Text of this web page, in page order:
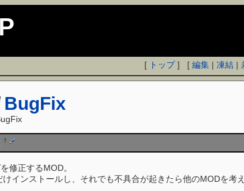
[ トップ] [編集 |凍結 |
BugFix
†
修正するMOD。
けインストールし、それでも不具合が起きたら他のMODを考